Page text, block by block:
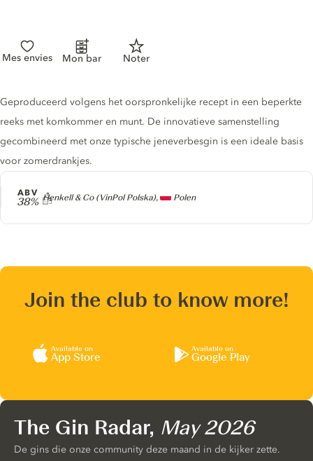
Mes envies Mon bar Noter
Producer
Henkell & Co (VinPol Polska), Polen
ABV
38%
Gin description
Geproduceerd volgens het oorspronkelijke recept in een beperkte
reeks met komkommer en munt. De innovatieve samenstelling
gecombineerd met onze typische jeneverbesgin is een ideale basis
voor zomerdrankjes.
Join the club to know more!
Available on
App Store
Available on
Google Play
The Gin Radar, May 2026
De gins die onze community deze maand in de kijker zette.